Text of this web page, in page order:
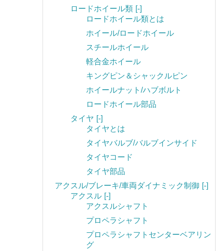
ロードホイール類 [-]
ロードホイール類とは
ホイール/ロードホイール
スチールホイール
軽合金ホイール
キングピン＆シャックルピン
ホイールナット/ハブボルト
ロードホイール部品
タイヤ [-]
タイヤとは
タイヤバルブ/バルブインサイド
タイヤコード
タイヤ部品
アクスル/ブレーキ/車両ダイナミック制御 [-]
アクスル [-]
アクスルシャフト
プロペラシャフト
プロペラシャフトセンターベアリン
グ